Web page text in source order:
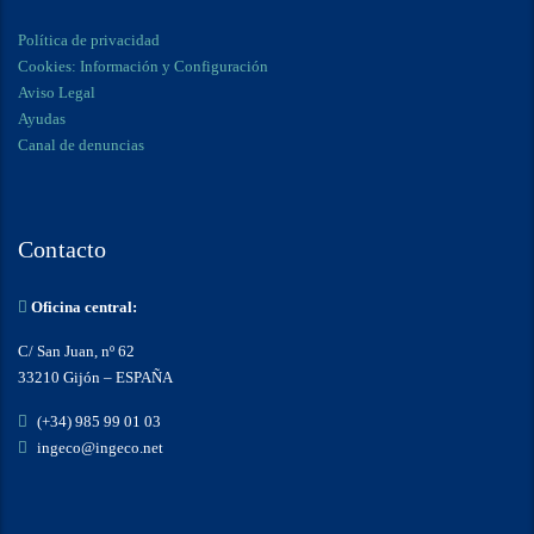
Política de privacidad
Cookies: Información y Configuración
Aviso Legal
Ayudas
Canal de denuncias
Contacto
Oficina central:
C/ San Juan, nº 62
33210 Gijón – ESPAÑA
(+34) 985 99 01 03
ingeco@ingeco.net